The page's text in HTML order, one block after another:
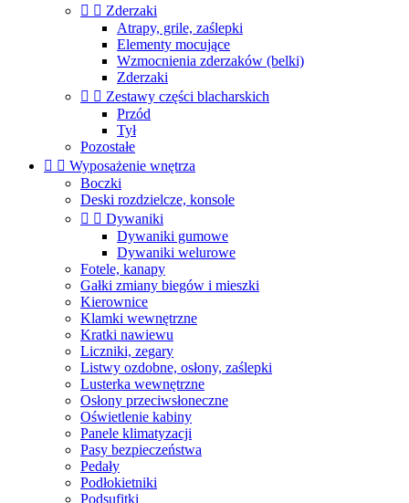
  Zderzaki
Atrapy, grile, zaślepki
Elementy mocujące
Wzmocnienia zderzaków (belki)
Zderzaki
  Zestawy części blacharskich
Przód
Tył
Pozostałe
  Wyposażenie wnętrza
Boczki
Deski rozdzielcze, konsole
  Dywaniki
Dywaniki gumowe
Dywaniki welurowe
Fotele, kanapy
Gałki zmiany biegów i mieszki
Kierownice
Klamki wewnętrzne
Kratki nawiewu
Liczniki, zegary
Listwy ozdobne, osłony, zaślepki
Lusterka wewnętrzne
Osłony przeciwsłoneczne
Oświetlenie kabiny
Panele klimatyzacji
Pasy bezpieczeństwa
Pedały
Podłokietniki
Podsufitki